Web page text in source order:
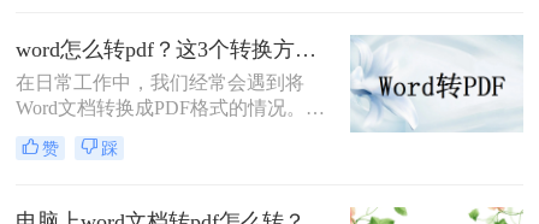
转换成pdf呢？本文将深入探讨多种高
效转换方法，涵盖不同场景需求，助
您轻松实现完美转换。
word怎么转pdf？这3个转换方法赶紧收藏起来
在日常工作中，我们经常会遇到将
Word文档转换成PDF格式的情况。
PDF格式不仅可以保留文档的格式和
布局，还可以保证文档在不同设备上
word怎么转PDF，以及一些常见的
赞 踩